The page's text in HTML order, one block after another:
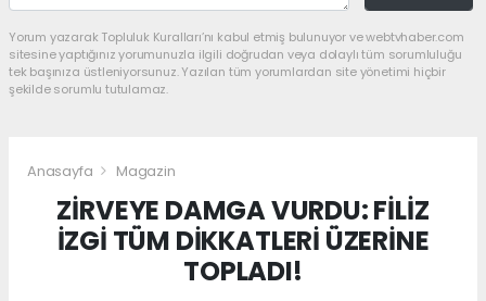
Yorum yazarak Topluluk Kuralları’nı kabul etmiş bulunuyor ve webtvhaber.com
sitesine yaptığınız yorumunuzla ilgili doğrudan veya dolaylı tüm sorumluluğu
tek başınıza üstleniyorsunuz. Yazılan tüm yorumlardan site yönetimi hiçbir
şekilde sorumlu tutulamaz.
Anasayfa Magazin
ZİRVEYE DAMGA VURDU: FİLİZ
İZGİ TÜM DİKKATLERİ ÜZERİNE
TOPLADI!